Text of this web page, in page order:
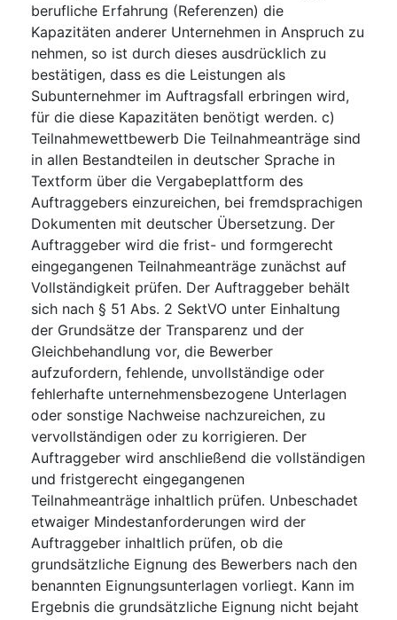
berufliche Erfahrung (Referenzen) die
Kapazitäten anderer Unternehmen in Anspruch zu
nehmen, so ist durch dieses ausdrücklich zu
bestätigen, dass es die Leistungen als
Subunternehmer im Auftragsfall erbringen wird,
für die diese Kapazitäten benötigt werden. c)
Teilnahmewettbewerb Die Teilnahmeanträge sind
in allen Bestandteilen in deutscher Sprache in
Textform über die Vergabeplattform des
Auftraggebers einzureichen, bei fremdsprachigen
Dokumenten mit deutscher Übersetzung. Der
Auftraggeber wird die frist- und formgerecht
eingegangenen Teilnahmeanträge zunächst auf
Vollständigkeit prüfen. Der Auftraggeber behält
sich nach § 51 Abs. 2 SektVO unter Einhaltung
der Grundsätze der Transparenz und der
Gleichbehandlung vor, die Bewerber
aufzufordern, fehlende, unvollständige oder
fehlerhafte unternehmensbezogene Unterlagen
oder sonstige Nachweise nachzureichen, zu
vervollständigen oder zu korrigieren. Der
Auftraggeber wird anschließend die vollständigen
und fristgerecht eingegangenen
Teilnahmeanträge inhaltlich prüfen. Unbeschadet
etwaiger Mindestanforderungen wird der
Auftraggeber inhaltlich prüfen, ob die
grundsätzliche Eignung des Bewerbers nach den
benannten Eignungsunterlagen vorliegt. Kann im
Ergebnis die grundsätzliche Eignung nicht bejaht